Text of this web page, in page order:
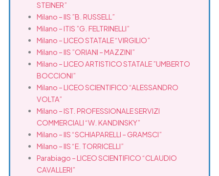
STEINER”
Milano – IIS ”B. RUSSELL”
Milano – ITIS ”G. FELTRINELLI”
Milano – LICEO STATALE “VIRGILIO”
Milano – IIS ”ORIANI – MAZZINI”
Milano – LICEO ARTISTICO STATALE ”UMBERTO
BOCCIONI”
Milano – LICEO SCIENTIFICO “ALESSANDRO
VOLTA”
Milano – IST. PROFESSIONALE SERVIZI
COMMERCIALI “W. KANDINSKY”
Milano – IIS “SCHIAPARELLI – GRAMSCI”
Milano – IIS “E. TORRICELLI”
Parabiago – LICEO SCIENTIFICO “CLAUDIO
CAVALLERI”